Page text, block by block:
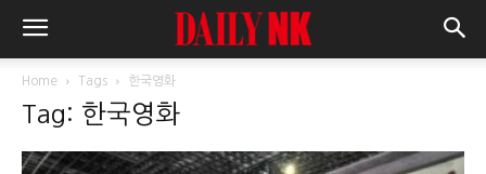
Home Tags 한국영화
Tag: 한국영화